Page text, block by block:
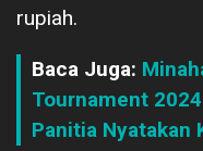
rupiah.
Baca Juga:
Tournament
Panitia Nyatakan